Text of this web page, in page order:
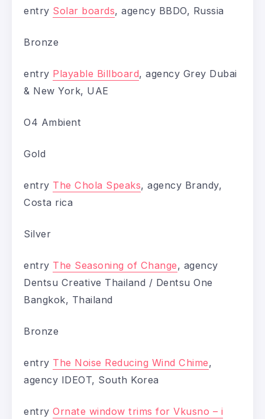
entry Solar boards, agency BBDO, Russia
Bronze
entry Playable Billboard, agency Grey Dubai
& New York, UAE
O4 Ambient
Gold
entry The Chola Speaks, agency Brandy,
Costa rica
Silver
entry The Seasoning of Change, agency
Dentsu Creative Thailand / Dentsu One
Bangkok, Thailand
Bronze
entry The Noise Reducing Wind Chime,
agency IDEOT, South Korea
entry Ornate window trims for Vkusno – i